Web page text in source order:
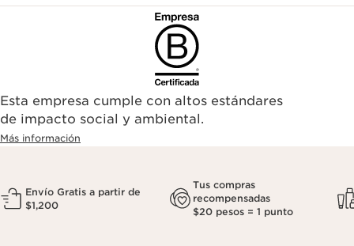
Esta empresa cumple con altos estándares
de impacto social y ambiental.
Más información
Envío Gratis a partir de
$1,200
Tus compras
recompensadas
$20 pesos = 1 punto